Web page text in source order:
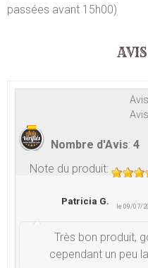
passées avant 15h00)
Nombre d'Avis: 4
Note du produit:
Patricia G. le 09/07/
Très bon produit,
cependant un peu